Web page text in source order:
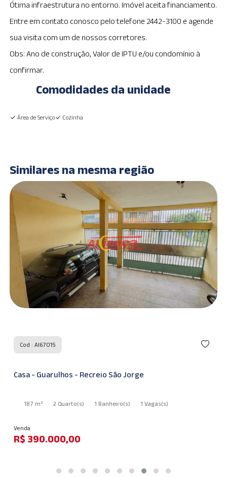
Ótima infraestrutura no entorno. Imóvel aceita financiamento.
Entre em contato conosco pelo telefone 2442-3100 e agende
sua visita com um de nossos corretores.
Obs: Ano de construção, Valor de IPTU e/ou condomínio à
confirmar.
Comodidades da unidade
Área de Serviço Cozinha
Similares na mesma região
Cod : AI67015
Casa - Guarulhos - Recreio São Jorge
187 m² 2 Quarto(s) 1 Banheiro(s) 1 Vagas(s)
Venda
R$ 390.000,00